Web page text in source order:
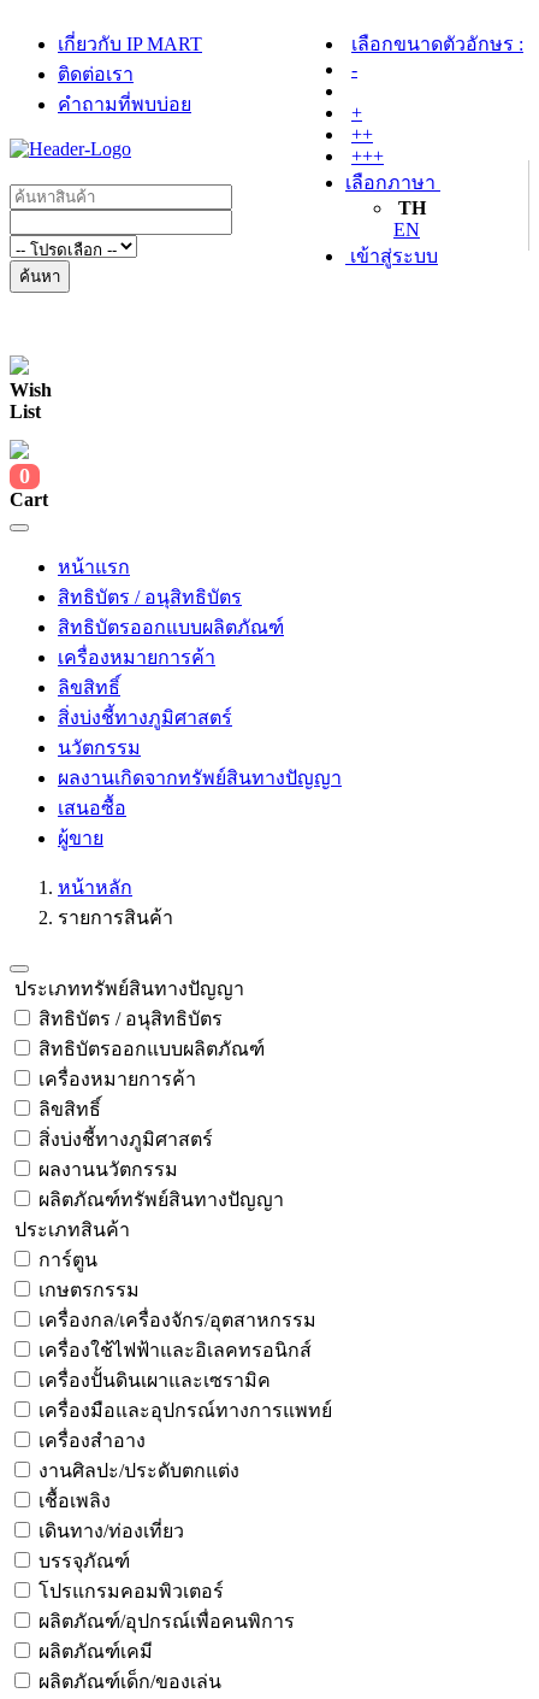
เกี่ยวกับ IP MART
ติดต่อเรา
คำถามที่พบบ่อย
เลือกขนาดตัวอักษร :
-
+
++
+++
เลือกภาษา
TH
EN
เข้าสู่ระบบ
ค้นหา
Wish
List
0
Cart
หน้าแรก
สิทธิบัตร / อนุสิทธิบัตร
สิทธิบัตรออกแบบผลิตภัณฑ์
เครื่องหมายการค้า
ลิขสิทธิ์
สิ่งบ่งชี้ทางภูมิศาสตร์
นวัตกรรม
ผลงานเกิดจากทรัพย์สินทางปัญญา
เสนอซื้อ
ผู้ขาย
หน้าหลัก
รายการสินค้า
ประเภททรัพย์สินทางปัญญา
สิทธิบัตร / อนุสิทธิบัตร
สิทธิบัตรออกแบบผลิตภัณฑ์
เครื่องหมายการค้า
ลิขสิทธิ์
สิ่งบ่งชี้ทางภูมิศาสตร์
ผลงานนวัตกรรม
ผลิตภัณฑ์ทรัพย์สินทางปัญญา
ประเภทสินค้า
การ์ตูน
เกษตรกรรม
เครื่องกล/เครื่องจักร/อุตสาหกรรม
เครื่องใช้ไฟฟ้าและอิเลคทรอนิกส์
เครื่องปั้นดินเผาและเซรามิค
เครื่องมือและอุปกรณ์ทางการแพทย์
เครื่องสำอาง
งานศิลปะ/ประดับตกแต่ง
เชื้อเพลิง
เดินทาง/ท่องเที่ยว
บรรจุภัณฑ์
โปรแกรมคอมพิวเตอร์
ผลิตภัณฑ์/อุปกรณ์เพื่อคนพิการ
ผลิตภัณฑ์เคมี
ผลิตภัณฑ์เด็ก/ของเล่น